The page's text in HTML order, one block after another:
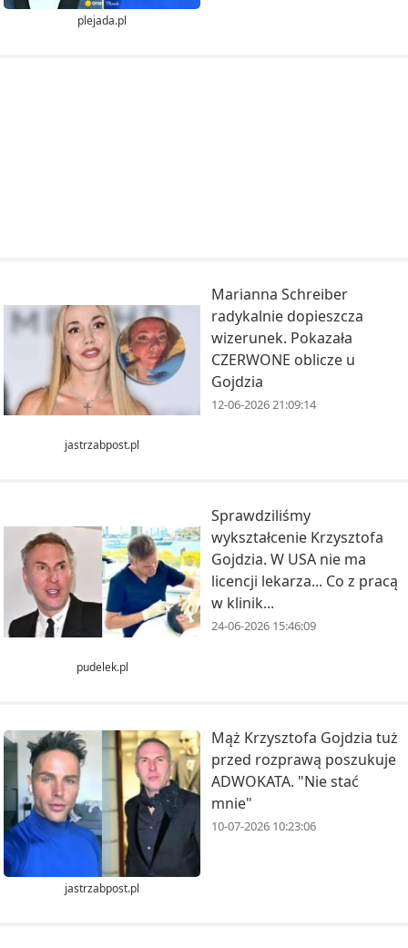
plejada.pl
jastrzabpost.pl
Marianna Schreiber
radykalnie dopieszcza
wizerunek. Pokazała
CZERWONE oblicze u
Gojdzia
12-06-2026 21:09:14
pudelek.pl
Sprawdziliśmy
wykształcenie Krzysztofa
Gojdzia. W USA nie ma
licencji lekarza... Co z pracą
w klinik...
24-06-2026 15:46:09
jastrzabpost.pl
Mąż Krzysztofa Gojdzia tuż
przed rozprawą poszukuje
ADWOKATA. "Nie stać
mnie"
10-07-2026 10:23:06